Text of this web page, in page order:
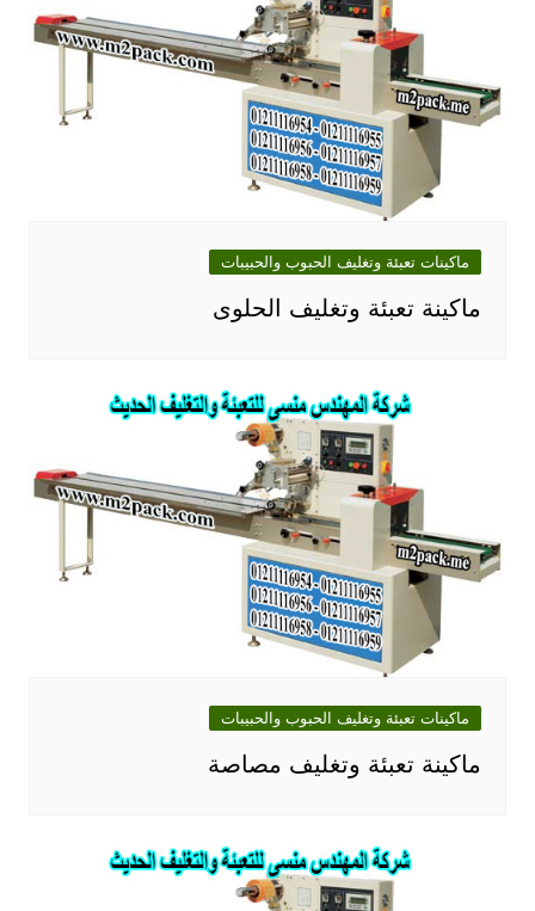
ماكينات تعبئة وتغليف الحبوب والحبيبات
ماكينة تعبئة وتغليف الحلوى
ماكينات تعبئة وتغليف الحبوب والحبيبات
ماكينة تعبئة وتغليف مصاصة